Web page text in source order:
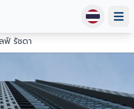
ฟ์ รัชดา